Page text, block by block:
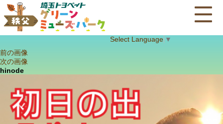
Select Language ▼
前の画像
次の画像
hinode